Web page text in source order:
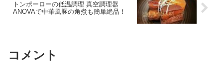
トンポーローの低温調理 真空調理器
ANOVAで中華風豚の角煮も簡単絶品！
コメント